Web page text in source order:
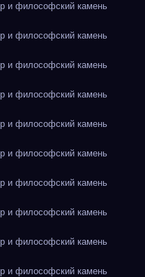
и философский камень
и философский камень
и философский камень
и философский камень
и философский камень
и философский камень
и философский камень
и философский камень
и философский камень
и философский камень